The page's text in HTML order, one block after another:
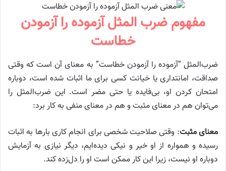
مفهوم ضرب المثل آزموده را آزمودن
خطاست
ضرب‌المثل “آزموده را آزمودن خطاست” به معنای آن است که وقتی
صداقت، امانتداری یا خیانت کسی برای ما اثبات شده است، دوباره
امتحان کردن او، بی‌فایده یا حتی مضر است. این ضرب‌المثل را
می‌توان هم در معنای مثبت و هم در معنای منفی به کار برد:
معنای مثبت: وقتی صلاحیت شخصی برای انجام کاری بارها به اثبات
رسیده و همواره از او خیر و نیکی دیده‌ایم، دیگر نیازی به آزمایش
دوباره او نیست، زیرا این کار ممکن است او را دل‌زده کند.